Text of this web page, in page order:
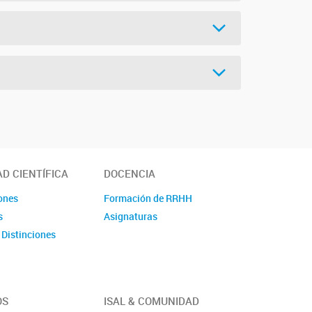
CIENTÍFICA DOCENCIA
Formación de RRHH
Asignaturas
ISAL & COMUNIDAD